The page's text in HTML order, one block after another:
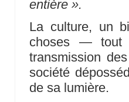
entière ».
La culture, un
choses — tout
transmission
société
de sa lumière.